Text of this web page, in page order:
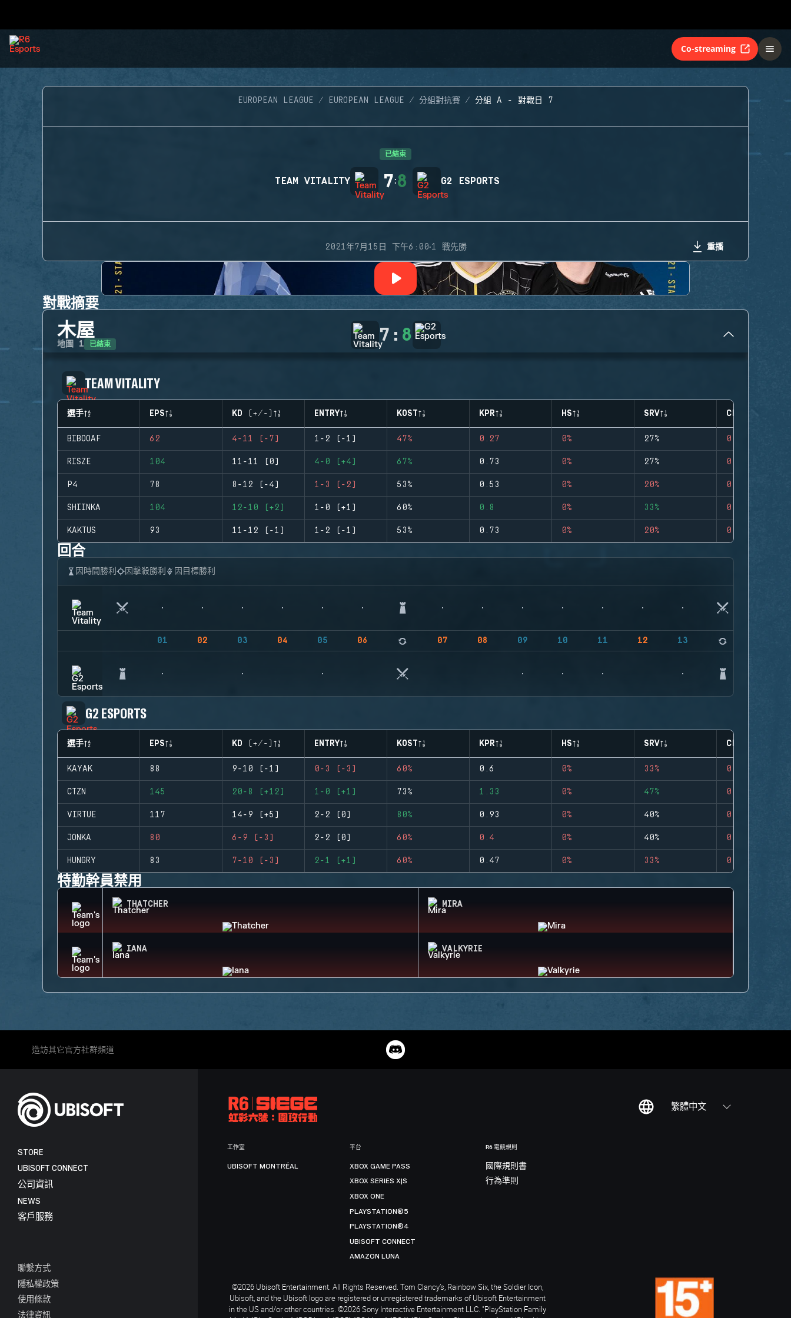
Co-streaming
EUROPEAN LEAGUE EUROPEAN LEAGUE 分組對抗賽 分組 A - 對戰日 7
已結束
TEAM VITALITY 7:8 G2 ESPORTS
2021年7月15日 下午6:00·1 戰先勝 重播
對戰摘要
木屋
地圖 1 已結束 7 : 8
TEAM VITALITY
選手 EPS KD (+/-) ENTRY KOST KPR HS SRV CLUTCHES
BIBOOAF 62 4-11 (-7) 1-2 (-1) 47% 0.27 0% 27% 0
RISZE 104 11-11 (0) 4-0 (+4) 67% 0.73 0% 27% 0
P4 78 8-12 (-4) 1-3 (-2) 53% 0.53 0% 20% 0
SHIINKA 104 12-10 (+2) 1-0 (+1) 60% 0.8 0% 33% 0
KAKTUS 93 11-12 (-1) 1-2 (-1) 53% 0.73 0% 20% 0
回合
因時間勝利 因擊殺勝利 因目標勝利
01 02 03 04 05 06 07 08 09 10 11 12 13
G2 ESPORTS
選手 EPS KD (+/-) ENTRY KOST KPR HS SRV CLUTCHES
KAYAK 88 9-10 (-1) 0-3 (-3) 60% 0.6 0% 33% 0
CTZN 145 20-8 (+12) 1-0 (+1) 73% 1.33 0% 47% 0
VIRTUE 117 14-9 (+5) 2-2 (0) 80% 0.93 0% 40% 0
JONKA 80 6-9 (-3) 2-2 (0) 60% 0.4 0% 40% 0
HUNGRY 83 7-10 (-3) 2-1 (+1) 60% 0.47 0% 33% 0
特勤幹員禁用
THATCHER MIRA
IANA VALKYRIE
造訪其它官方社群頻道
繁體中文
STORE
UBISOFT CONNECT
公司資訊
NEWS
客戶服務
聯繫方式
隱私權政策
使用條款
法律資訊
工作室
UBISOFT MONTRÉAL
平台
XBOX GAME PASS
XBOX SERIES X|S
XBOX ONE
PLAYSTATION®5
PLAYSTATION®4
UBISOFT CONNECT
AMAZON LUNA
R6 電競規則
國際規則書
行為準則
©2026 Ubisoft Entertainment. All Rights Reserved. Tom Clancy’s, Rainbow Six, the Soldier Icon,
Ubisoft, and the Ubisoft logo are registered or unregistered trademarks of Ubisoft Entertainment
in the US and/or other countries. ©2026 Sony Interactive Entertainment LLC. "PlayStation Family